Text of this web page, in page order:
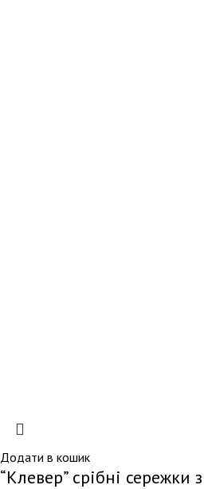
Додати в кошик
“Клевер” срібні сережки